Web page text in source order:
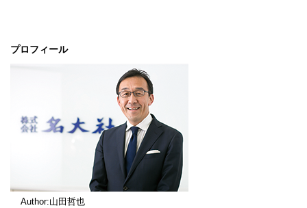
プロフィール
Author:山田哲也